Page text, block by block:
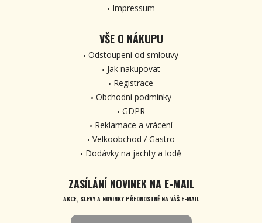
Impressum
VŠE O NÁKUPU
Odstoupení od smlouvy
Jak nakupovat
Registrace
Obchodní podmínky
GDPR
Reklamace a vrácení
Velkoobchod / Gastro
Dodávky na jachty a lodě
ZASÍLÁNÍ NOVINEK NA E-MAIL
AKCE, SLEVY A NOVINKY PŘEDNOSTNĚ NA VÁŠ E-MAIL